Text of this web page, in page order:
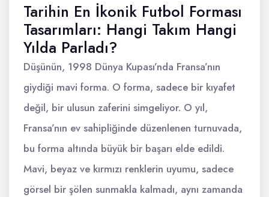
Tarihin En İkonik Futbol Forması
Tasarımları: Hangi Takım Hangi
Yılda Parladı?
Düşünün, 1998 Dünya Kupası’nda Fransa’nın
giydiği mavi forma. O forma, sadece bir kıyafet
değil, bir ulusun zaferini simgeliyor. O yıl,
Fransa’nın ev sahipliğinde düzenlenen turnuvada,
bu forma altında büyük bir başarı elde edildi.
Mavi, beyaz ve kırmızı renklerin uyumu, sadece
görsel bir şölen sunmakla kalmadı, aynı zamanda